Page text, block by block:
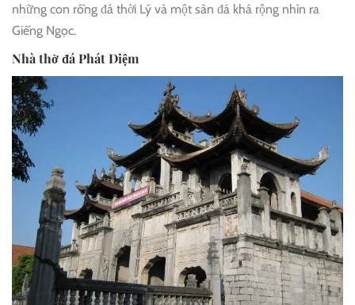
những con rồng đá thời Lý và một sân đá khá rộng nhìn ra
Giếng Ngọc.
Nhà thờ đá Phát Diệm